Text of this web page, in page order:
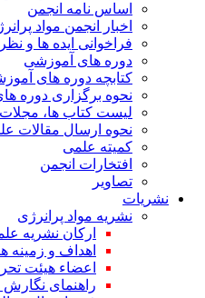
اساس نامه انجمن
اخبار انجمن مواد
فراخوانی ایده ها و
دوره های آموزشی
کتابچه دوره های
نحوه برگزاری دوره
لیست کتاب ها،
نحوه ارسال مقالات
کمیته علمی
افتخارات انجمن
تصاویر
نشریات
نشریه مواد پرانرژی
ارکان نشریه
اهداف و زمینه
اعضاء هیئت
راهنمای نگارش